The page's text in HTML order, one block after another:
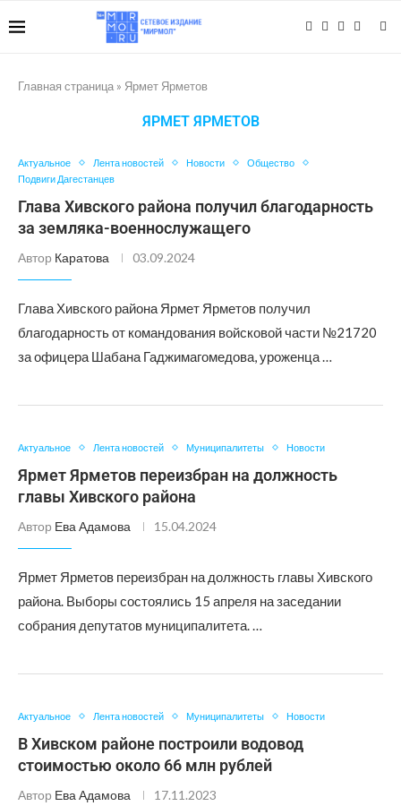
Главная страница » Ярмет Ярметов
ЯРМЕТ ЯРМЕТОВ
Актуальное Лента новостей Новости
Общество
Подвиги Дагестанцев
Глава Хивского района получил благодарность
за земляка-военнослужащего
Автор Каратова 03.09.2024
Глава Хивского района Ярмет Ярметов получил
благодарность от командования войсковой части №21720
за офицера Шабана Гаджимагомедова, уроженца …
Актуальное Лента новостей Муниципалитеты Новости
Ярмет Ярметов переизбран на должность
главы Хивского района
Автор Ева Адамова 15.04.2024
Ярмет Ярметов переизбран на должность главы Хивского
района. Выборы состоялись 15 апреля на заседании
собрания депутатов муниципалитета. …
Актуальное Лента новостей Муниципалитеты Новости
В Хивском районе построили водовод
стоимостью около 66 млн рублей
Автор Ева Адамова 17.11.2023